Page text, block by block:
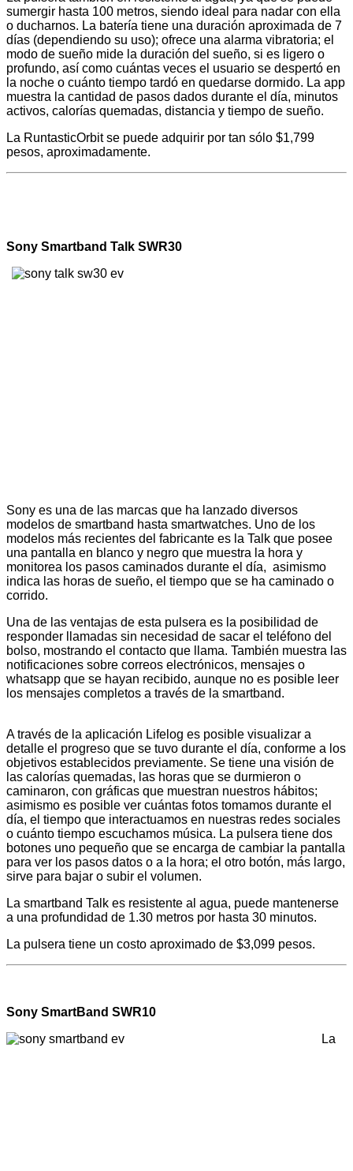
sumergir hasta 100 metros, siendo ideal para nadar con ella
o ducharnos. La batería tiene una duración aproximada de 7
días (dependiendo su uso); ofrece una alarma vibratoria; el
modo de sueño mide la duración del sueño, si es ligero o
profundo, así como cuántas veces el usuario se despertó en
la noche o cuánto tiempo tardó en quedarse dormido. La app
muestra la cantidad de pasos dados durante el día, minutos
activos, calorías quemadas, distancia y tiempo de sueño.
La RuntasticOrbit se puede adquirir por tan sólo $1,799
pesos, aproximadamente.
Sony Smartband Talk SWR30
Sony es una de las marcas que ha lanzado diversos
modelos de smartband hasta smartwatches. Uno de los
modelos más recientes del fabricante es la Talk que posee
una pantalla en blanco y negro que muestra la hora y
monitorea los pasos caminados durante el día, asimismo
indica las horas de sueño, el tiempo que se ha caminado o
corrido.
Una de las ventajas de esta pulsera es la posibilidad de
responder llamadas sin necesidad de sacar el teléfono del
bolso, mostrando el contacto que llama. También muestra las
notificaciones sobre correos electrónicos, mensajes o
whatsapp que se hayan recibido, aunque no es posible leer
los mensajes completos a través de la smartband.
A través de la aplicación Lifelog es posible visualizar a
detalle el progreso que se tuvo durante el día, conforme a los
objetivos establecidos previamente. Se tiene una visión de
las calorías quemadas, las horas que se durmieron o
caminaron, con gráficas que muestran nuestros hábitos;
asimismo es posible ver cuántas fotos tomamos durante el
día, el tiempo que interactuamos en nuestras redes sociales
o cuánto tiempo escuchamos música. La pulsera tiene dos
botones uno pequeño que se encarga de cambiar la pantalla
para ver los pasos datos o a la hora; el otro botón, más largo,
sirve para bajar o subir el volumen.
La smartband Talk es resistente al agua, puede mantenerse
a una profundidad de 1.30 metros por hasta 30 minutos.
La pulsera tiene un costo aproximado de $3,099 pesos.
Sony SmartBand SWR10
La